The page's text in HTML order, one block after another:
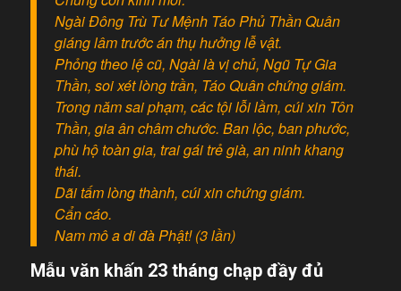
Ngài Đông Trù Tư Mệnh Táo Phủ Thần Quân
giáng lâm trước án thụ hưởng lễ vật.
Phỏng theo lệ cũ, Ngài là vị chủ, Ngũ Tự Gia
Thần, soi xét lòng trần, Táo Quân chứng giám.
Trong năm sai phạm, các tội lỗi lầm, cúi xin Tôn
Thần, gia ân châm chước. Ban lộc, ban phước,
phù hộ toàn gia, trai gái trẻ già, an ninh khang
thái.
Dãi tấm lòng thành, cúi xin chứng giám.
Cẩn cáo.
Nam mô a di đà Phật! (3 lần)
Mẫu văn khấn 23 tháng chạp đầy đủ